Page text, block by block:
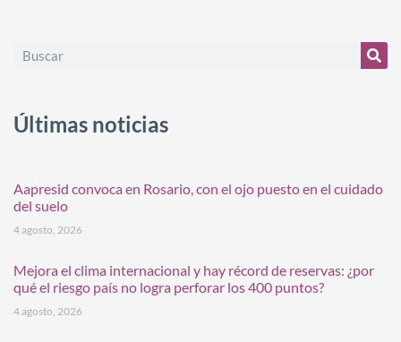
Últimas noticias
Aapresid convoca en Rosario, con el ojo puesto en el cuidado
del suelo
4 agosto, 2026
Mejora el clima internacional y hay récord de reservas: ¿por
qué el riesgo país no logra perforar los 400 puntos?
4 agosto, 2026